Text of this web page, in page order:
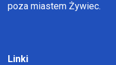
poza miastem Żywiec.
Linki